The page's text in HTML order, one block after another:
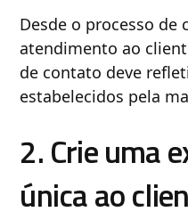
Desde o processo de
atendimento ao
de contato deve
estabelecidos pela
2. Crie uma
única ao